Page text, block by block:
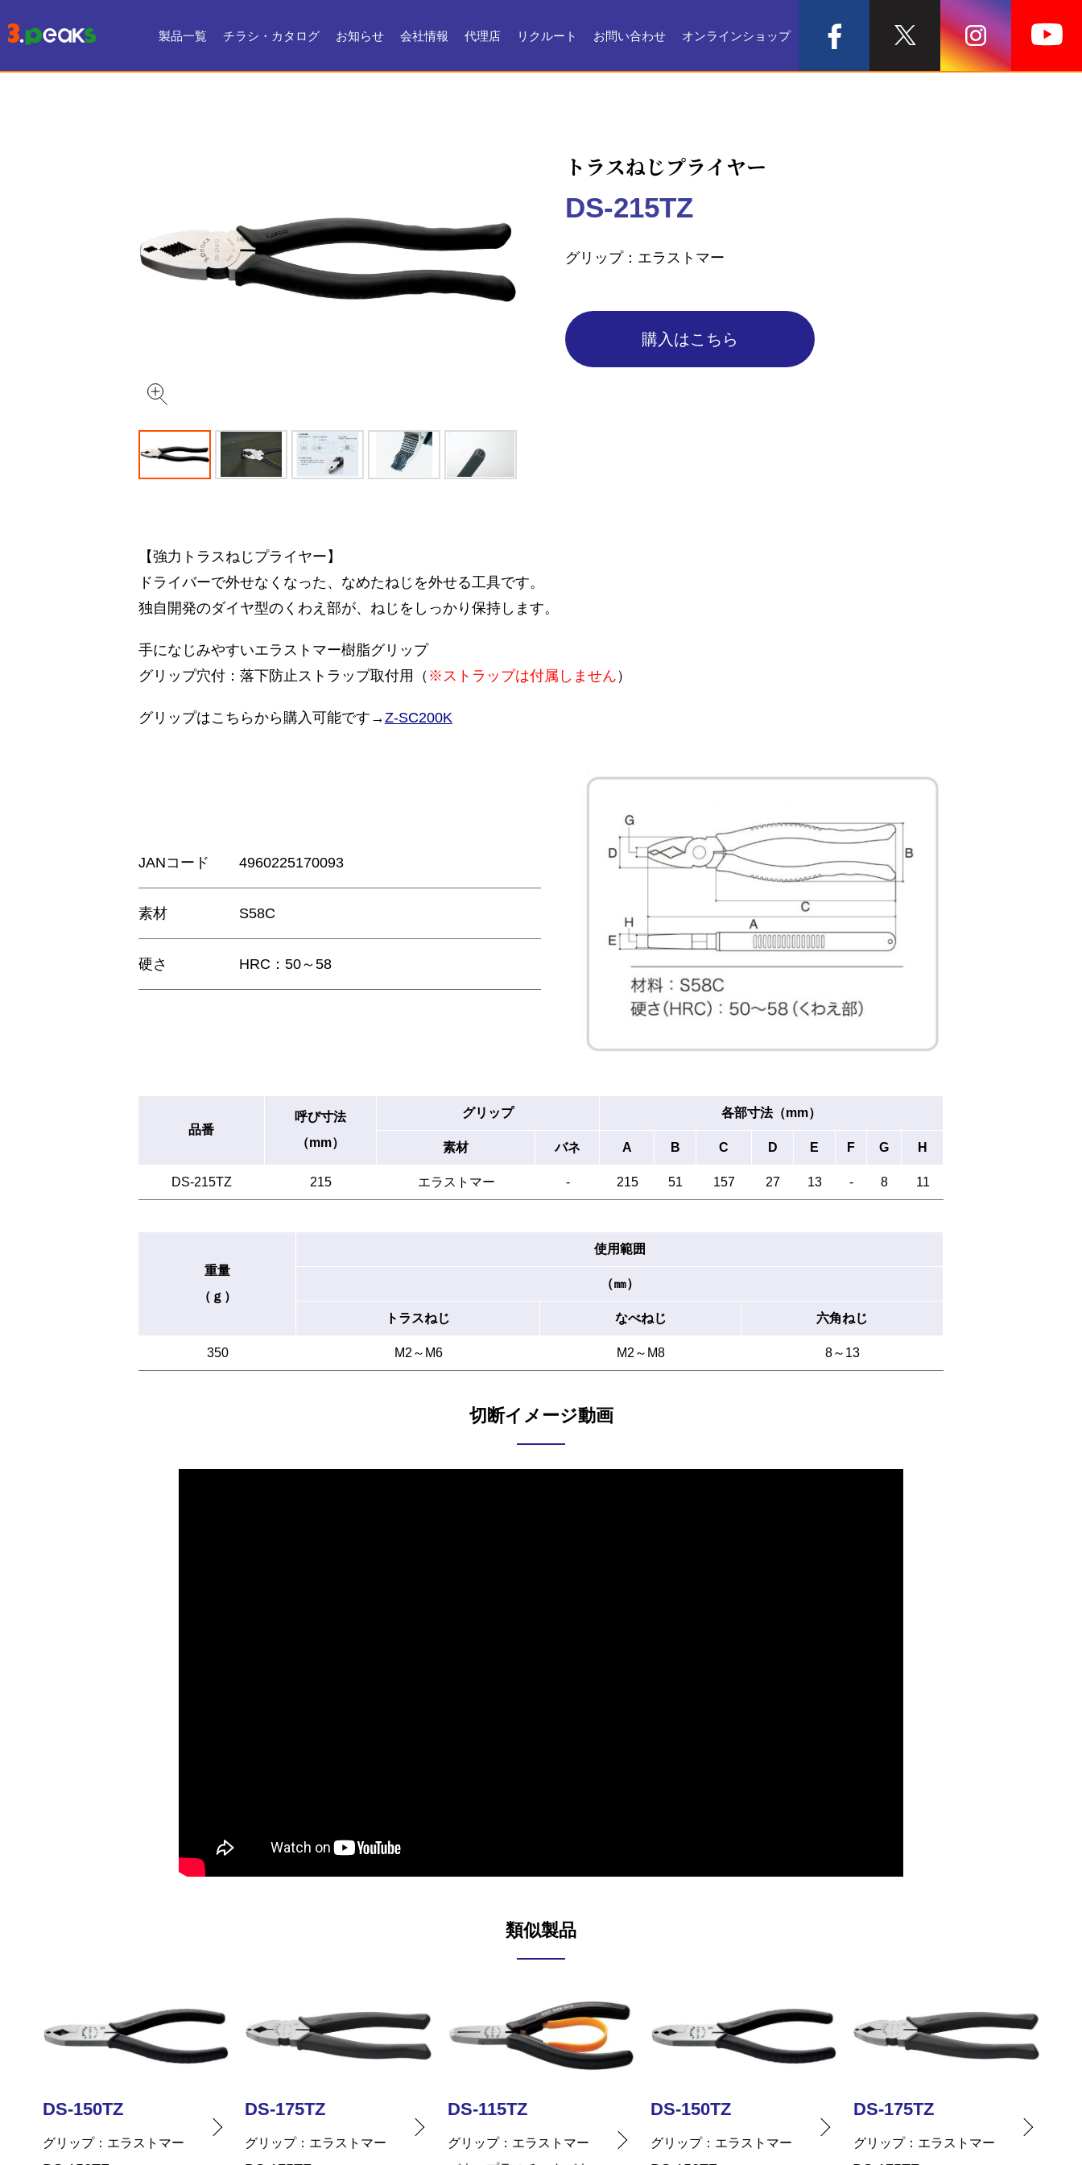
製品一覧
チラシ・カタログ
お知らせ
会社情報
代理店 リクルート
お問い合わせ
オンラインショップ
トラスねじプライヤー
DS-215TZ
グリップ エラストマー
購入はこちら
【強力トラスねじプライヤー】
ドライバーで外せなくなった、なめたねじを外せる工具です。
独自開発のダイヤ型のくわえ部が、ねじをしっかり保持します。
手になじみやすいエラストマー樹脂グリップ
グリップ穴付：落下防止ストラップ取付用（ ※ストラップは付属しません ）
グリップはこちらから購入可能です→Z-SC200K
JANコード 4960225170093
素材 S58C
硬さ HRC：50～58
品番
呼び寸法
（mm）
グリップ 各部寸法（mm）
素材 バネ A B C D E F G H
DS-215TZ 215 エラストマー - 215 51 157 27 13 - 8 11
重量
（ｇ）
使用範囲
（㎜）
トラスねじ なべねじ 六角ねじ
350 M2～M6 M2～M8 8～13
切断イメージ動画
類似製品
DS-175TZ
グリップ エラストマー
DS-115TZ
グリップ
エラストマー
DS-150TZ
グリップ エラストマー
DS-175TZ
グリップ エラストマー
DS-115TZ
グリップ
エラストマー